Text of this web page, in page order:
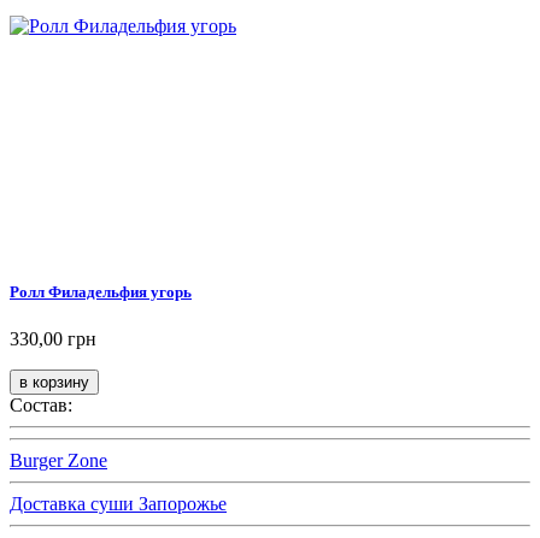
Ролл Филадельфия угорь
330,00 грн
Состав:
Burger Zone
Доставка суши Запорожье